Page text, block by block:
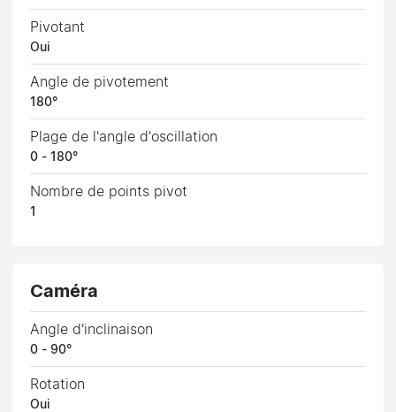
Pivotant
Oui
Angle de pivotement
180°
Plage de l'angle d'oscillation
0 - 180°
Nombre de points pivot
1
Caméra
Angle d'inclinaison
0 - 90°
Rotation
Oui